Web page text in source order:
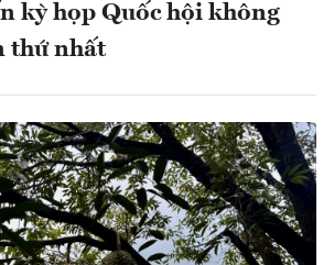
kỳ họp Quốc hội không
thứ nhất